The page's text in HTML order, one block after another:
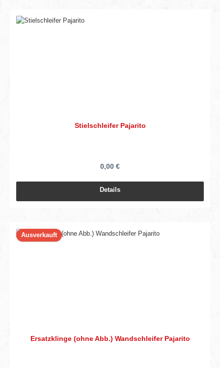
Stielschleifer Pajarito
0,00 €
Details
Ausverkauft
Ersatzklinge (ohne Abb.) Wandschleifer Pajarito